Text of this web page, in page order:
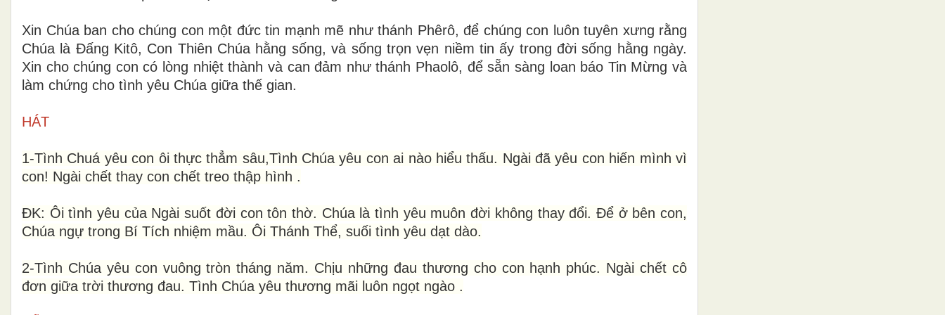
Xin Chúa ban cho chúng con một đức tin mạnh mẽ như thánh Phêrô, để chúng con luôn tuyên xưng rằng
Chúa là Đấng Kitô, Con Thiên Chúa hằng sống, và sống trọn vẹn niềm tin ấy trong đời sống hằng ngày.
Xin cho chúng con có lòng nhiệt thành và can đảm như thánh Phaolô, để sẵn sàng loan báo Tin Mừng và
làm chứng cho tình yêu Chúa giữa thế gian.
HÁT
1-Tình Chuá yêu con ôi thực thẳm sâu,Tình Chúa yêu con ai nào hiểu thấu. Ngài đã yêu con hiến mình vì
con! Ngài chết thay con chết treo thập hình .
ĐK: Ôi tình yêu của Ngài suốt đời con tôn thờ. Chúa là tình yêu muôn đời không thay đổi. Để ở bên con,
Chúa ngự trong Bí Tích nhiệm mầu. Ôi Thánh Thể, suối tình yêu dạt dào.
2-Tình Chúa yêu con vuông tròn tháng năm. Chịu những đau thương cho con hạnh phúc. Ngài chết cô
đơn giữa trời thương đau. Tình Chúa yêu thương mãi luôn ngọt ngào .